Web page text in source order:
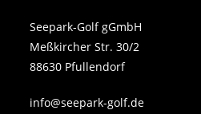
Seepark-Golf gGmbH
Meßkircher Str. 30/2
88630 Pfullendorf
info@seepark-golf.de